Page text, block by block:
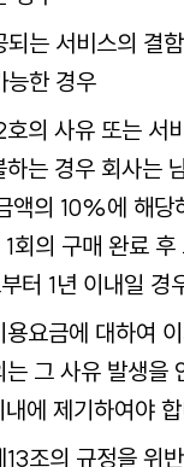
되는 서비스의 결
능한 경우
의 사유 또는 서
하는 경우 회사는
액의 10%에 해당
회의 구매 완료
터 1년 이내일 경
용요금에 대하여
는 그 사유 발생을
에 제기하여야
13조의 규정을 위